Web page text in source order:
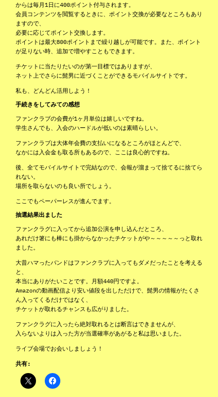
からは毎月1日に400ポイント付与されます。
会員コンテンツを閲覧するときに、ポイント交換が必要なところもあり
ますので、
必要に応じてポイント交換します。
ポイントは最大800ポイントまで繰り越しが可能です。また、ポイント
が足りない時、追加で増やすこともできます。
チケットに当たりたいのが第一目標ではありますが、
ネット上でさらに髭男に近づくことができるモバイルサイトです。
私も、どんどん活用しよう！
手続きをしてみての感想
ファンクラブの会費が1ヶ月単位は嬉しいですね。
学生さんでも、入会のハードルが低いのは素晴らしい。
ファンクラブは大体年会費の支払いになるところがほとんどで、
なかには入会金も取る所もあるので、ここは良心的ですね。
後、全てモバイルサイトで完結なので、会報が溜まって捨てるに捨てら
れない。
場所を取らないのも良い所でしょう。
ここでもペーパーレスが進んでます。
抽選結果出ました
ファンクラグに入ってから追加公演を申し込んだところ、
あれだけ箸にも棒にも掛からなかったチケットがや～～～～～っと取れ
ました。
大昔ハマったバンドはファンクラブに入ってもダメだったことを考える
と、
本当にありがたいことです。月額440円ですよ。
Amazonの動画配信より安い値段を出しただけで、髭男の情報がたくさ
ん入ってくるだけではなく、
チケットが取れるチャンスも広がりました。
ファンクラグに入ったら絶対取れるとは断言はできませんが、
入らないよりは入った方が当選確率があがると私は思いました。
ライブ会場でお会いしましょう！
共有: